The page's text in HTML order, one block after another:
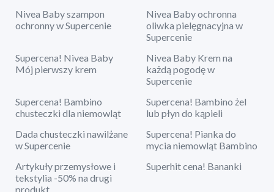
Nivea Baby szampon
ochronny w Supercenie
Nivea Baby ochronna
oliwka pielęgnacyjna w
Supercenie
Supercena! Nivea Baby
Mój pierwszy krem
Nivea Baby Krem na
każdą pogodę w
Supercenie
Supercena! Bambino
chusteczki dla niemowląt
Supercena! Bambino żel
lub płyn do kąpieli
Dada chusteczki nawilżane
w Supercenie
Supercena! Pianka do
mycia niemowląt Bambino
Artykuły przemysłowe i
tekstylia -50% na drugi
produkt
Superhit cena! Bananki